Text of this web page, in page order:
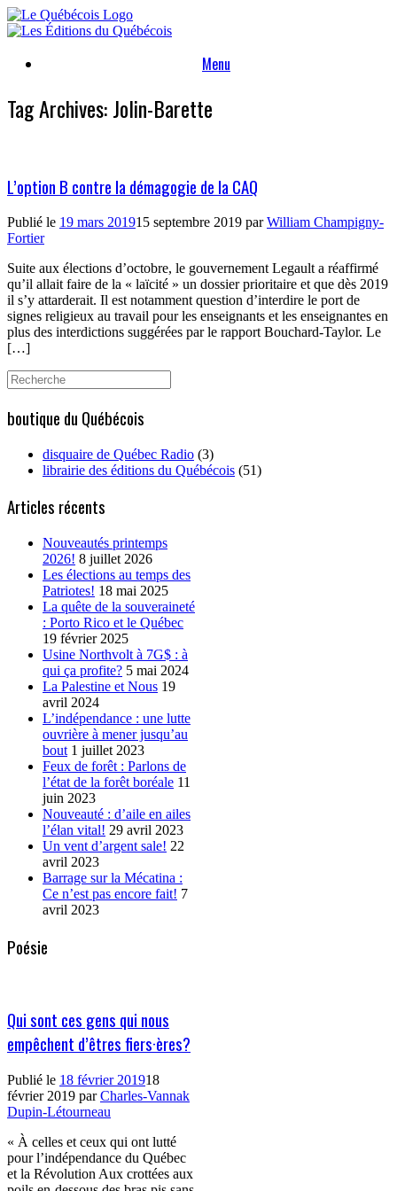
Skip
to
Menu
Tag Archives:Jolin-Barette
L’option B contre la démagogie de la CAQ
Publié le 19 mars 201915 septembre 2019 parWilliam Champigny-
Fortier
Suite aux élections d’octobre, le gouvernement Legault a réaffirmé
qu’il allait faire de la « laïcité » un dossier prioritaire et que dès 2019
il s’y attarderait. Il est notamment question d’interdire le port de
signes religieux au travail pour les enseignants et les enseignantes en
plus des interdictions suggérées par le rapport Bouchard-Taylor. Le
[…]
Search
for:
boutique du Québécois
disquaire de Québec Radio (3)
librairie des éditions du Québécois (51)
Articles récents
Nouveautés printemps
2026! 8 juillet 2026
Les élections au temps des
Patriotes! 18 mai 2025
La quête de la souveraineté
: Porto Rico et le Québec
19 février 2025
Usine Northvolt à 7G$ : à
qui ça profite? 5 mai 2024
La Palestine et Nous 19
avril 2024
L’indépendance : une lutte
ouvrière à mener jusqu’au
bout 1 juillet 2023
Feux de forêt : Parlons de
l’état de la forêt boréale 11
juin 2023
Nouveauté : d’aile en ailes
l’élan vital! 29 avril 2023
Un vent d’argent sale! 22
avril 2023
Barrage sur la Mécatina :
Ce n’est pas encore fait! 7
avril 2023
Poésie
Qui sont ces gens qui nous
empêchent d’êtres fiers·ères?
Publié le 18 février 201918
février 2019 parCharles-Vannak
Dupin-Létourneau
« À celles et ceux qui ont lutté
pour l’indépendance du Québec
et la Révolution Aux crottées aux